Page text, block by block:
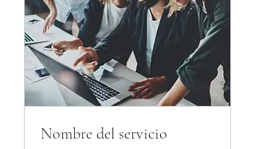
Nombre del servicio